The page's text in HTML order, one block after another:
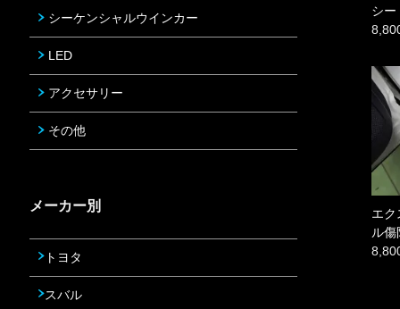
シー
エ
ル
シーケンシャルウインカー
LED
アクセサリー
その他
メーカー別
トヨタ
スバル